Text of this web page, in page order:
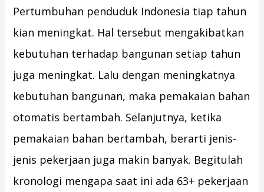
Pertumbuhan penduduk Indonesia tiap tahun
kian meningkat. Hal tersebut mengakibatkan
kebutuhan terhadap bangunan setiap tahun
juga meningkat. Lalu dengan meningkatnya
kebutuhan bangunan, maka pemakaian bahan
otomatis bertambah. Selanjutnya, ketika
pemakaian bahan bertambah, berarti jenis-
jenis pekerjaan juga makin banyak. Begitulah
kronologi mengapa saat ini ada 63+ pekerjaan